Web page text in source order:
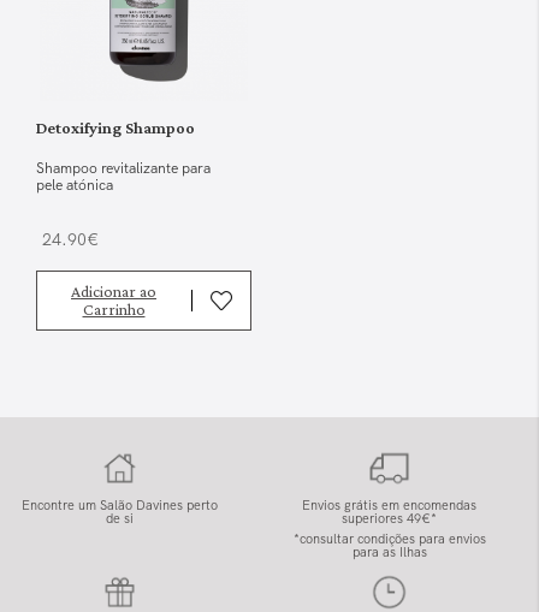
Detoxifying Shampoo
Shampoo revitalizante para
pele atónica
24.90€
Adicionar ao
Carrinho
Encontre um Salão Davines perto
de si
Envios grátis em encomendas
superiores 49€*
*consultar condições para envios
para as Ilhas